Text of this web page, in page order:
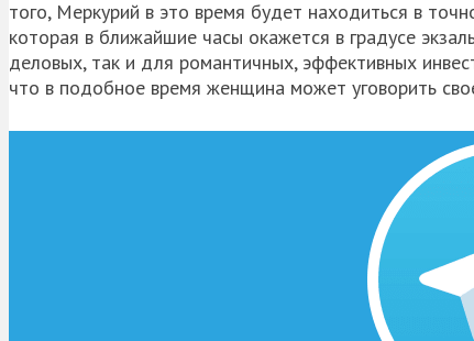
того, Меркурий в это время будет находиться в
которая в ближайшие часы окажется в градусе
деловых, так и для романтичных, эффективных
что в подобное время женщина может уговорить